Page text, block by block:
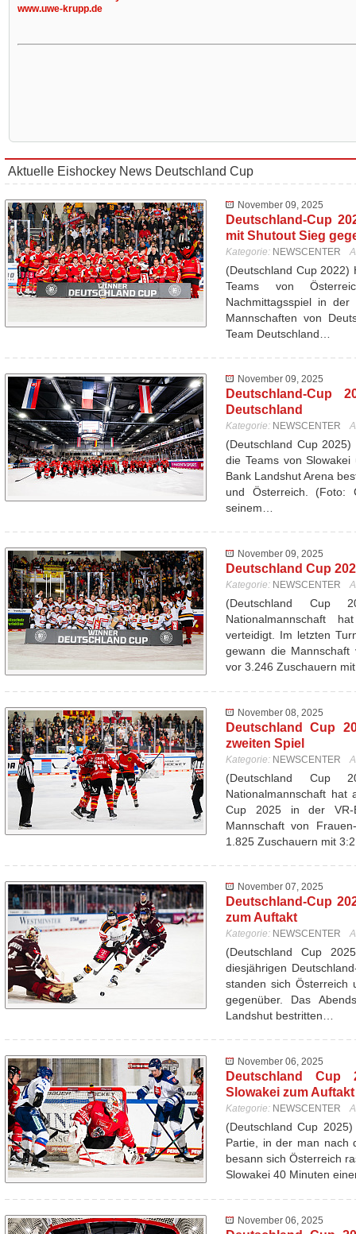
www.uwe-krupp.de
Aktuelle Eishockey News Deutschland Cup
November 09, 2025
Deutschland-Cup
mit Shutout Sieg
Kategorie: NEWSCENTER
(Deutschland Cup 2022)
Teams von
Nachmittagsspiel in
Mannschaften von
Team Deutschland…
November 09, 2025
Deutschland-Cup
Deutschland
Kategorie: NEWSCENTER
(Deutschland Cup
die Teams von
Bank Landshut Arena
und Österreich. (Foto:
seinem…
November 09, 2025
Deutschland Cup
Kategorie: NEWSCENTER
(Deutschland Cup
Nationalmannschaft
verteidigt. Im letzten
gewann die Mannschaft
vor 3.246 Zuschauern
November 08, 2025
Deutschland Cup
zweiten Spiel
Kategorie: NEWSCENTER
(Deutschland Cup
Nationalmannschaft hat
Cup 2025 in der VR-
Mannschaft von
1.825 Zuschauern mit
November 07, 2025
Deutschland-Cup
zum Auftakt
Kategorie: NEWSCENTER
(Deutschland Cup
diesjährigen
standen sich Österreich
gegenüber. Das
Landshut bestritten…
November 06, 2025
Deutschland Cup
Slowakei zum
Kategorie: NEWSCENTER
(Deutschland Cup
Partie, in der man nach
besann sich Österreich
Slowakei 40 Minuten
November 06, 2025